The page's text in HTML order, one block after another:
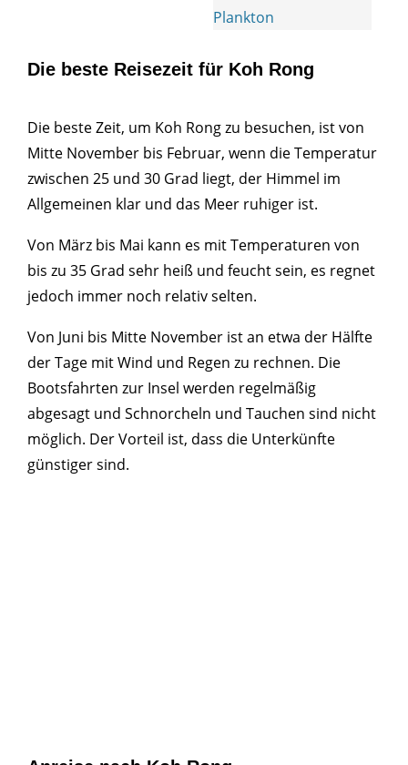
Plankton
Die beste Reisezeit für Koh Rong
Die beste Zeit, um Koh Rong zu besuchen, ist von
Mitte November bis Februar, wenn die Temperatur
zwischen 25 und 30 Grad liegt, der Himmel im
Allgemeinen klar und das Meer ruhiger ist.
Von März bis Mai kann es mit Temperaturen von
bis zu 35 Grad sehr heiß und feucht sein, es regnet
jedoch immer noch relativ selten.
Von Juni bis Mitte November ist an etwa der Hälfte
der Tage mit Wind und Regen zu rechnen. Die
Bootsfahrten zur Insel werden regelmäßig
abgesagt und Schnorcheln und Tauchen sind nicht
möglich. Der Vorteil ist, dass die Unterkünfte
günstiger sind.